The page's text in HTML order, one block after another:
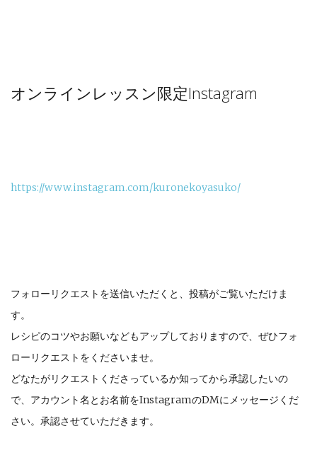
オンラインレッスン限定Instagram
https://www.instagram.com/kuronekoyasuko/
フォローリクエストを送信いただくと、投稿がご覧いただけま
す。
レシピのコツやお願いなどもアップしておりますので、ぜひフォ
ローリクエストをくださいませ。
どなたがリクエストくださっているか知ってから承認したいの
で、アカウント名とお名前をInstagramのDMにメッセージくだ
さい。承認させていただきます。